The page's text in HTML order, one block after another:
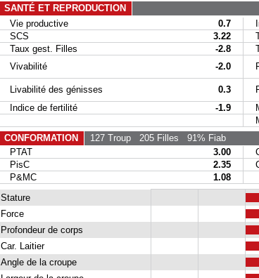
SANTÉ ET REPRODUCTION
Vie productive
0.7
SCS
3.22
Taux gest. Filles
-2.8
Vivabilité
-2.0
Livabilité des génisses
0.3
Indice de fertilité
-1.9
CONFORMATION
127 Troup205 Filles 91% Fiab
PTAT
3.00
PisC
2.35
P&MC
1.08
Stature
Force
Profondeur de corps
Car. Laitier
Angle de la croupe